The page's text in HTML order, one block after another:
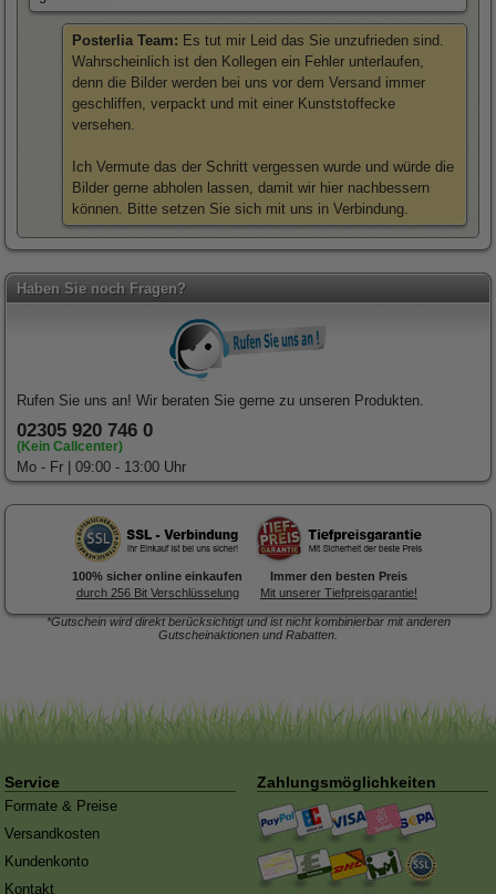
Posterlia Team: Es tut mir Leid das Sie unzufrieden sind.
Wahrscheinlich ist den Kollegen ein Fehler unterlaufen,
denn die Bilder werden bei uns vor dem Versand immer
geschliffen, verpackt und mit einer Kunststoffecke
versehen.
Ich Vermute das der Schritt vergessen wurde und würde die
Bilder gerne abholen lassen, damit wir hier nachbessern
können. Bitte setzen Sie sich mit uns in Verbindung.
Haben Sie noch Fragen?
Rufen Sie uns an! Wir beraten Sie gerne zu unseren Produkten.
02305 920 746 0
(Kein Callcenter)
Mo - Fr | 09:00 - 13:00 Uhr
100% sicher online einkaufen
durch 256 Bit Verschlüsselung
Immer den besten Preis
Mit unserer Tiefpreisgarantie!
ein
*Gutschein wird direkt berücksichtigt und ist nicht kombinierbar mit anderen
Gutscheinaktionen und Rabatten.
Service
Formate & Preise
Versandkosten
Kundenkonto
Kontakt
Zahlungsmöglichkeiten